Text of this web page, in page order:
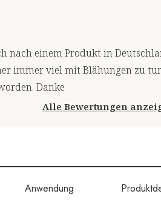
nach einem Produkt in
immer viel mit Blähungen zu
Danke
Alle Bewertungen
Anwendung